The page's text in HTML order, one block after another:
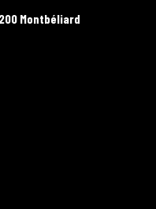
Montbéliard